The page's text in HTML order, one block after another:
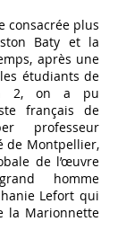
consacrée plus
Baty et la
après une
étudiants de
2, on a pu
français de
professeur
de Montpellier,
de l’œuvre
homme
Lefort qui
la Marionnette